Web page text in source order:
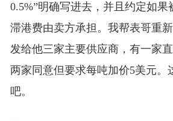
0.5%”明确写进去，并且约定如果
滞港费由卖方承担。我帮表哥重
发给他三家主要供应商，有一家
两家同意但要求每吨加价5美元。
吧。